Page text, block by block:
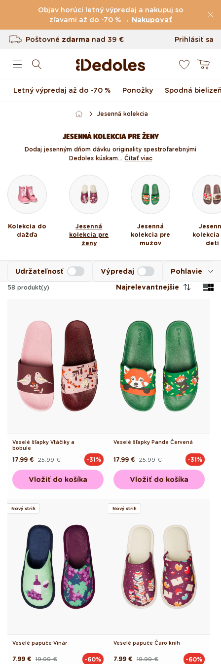
Preskočiť na obsah
Objav horúci letný výpredaj a nakupuj so
zľavami až do -70 % → Nakupovať
Poštovnézdarma nad39 €
Vrátenie tovaru až do 100 dní
Originálny dizajn navrhnutý u nás
Prihlásiť sa
Košík
Letný výpredaj až do -70 % Ponožky Spodná
Jesenná kolekcia
JESENNÁ KOLEKCIA PRE ŽENY
Dodaj jesenným dňom dávku originality s pestrofarebnými
Dedoles kúskam... Čítať viac
Kolekcia do
dažďa
Jesenná
kolekcia pre
ženy
Jesenná
kolekcia pre
mužov
kolekcia
deti
Pohlavie
Udržateľnosť Výpredaj
58 produkt(y) Najrelevantnejšie
Veselé šľapky Vtáčiky a
bobule
Pôvodná25.99 €
Akciová
17.99 € -31%
Vložiť do košíka
Veselé šľapky Panda Červená
Pôvodná25.99 €
Akciová
17.99 € -31%
Vložiť do košíka
Nový strih
Veselé papuče Vinár
Pôvodná19.99 €
Akciová
7.99 € -60%
Nový strih
Veselé papuče Čaro kníh
Pôvodná19.99 €
Akciová
7.99 € -60%